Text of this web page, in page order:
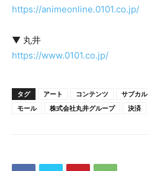
https://animeonline.0101.co.jp/
▼ 丸井
https://www.0101.co.jp/
タグ アート コンテンツ サブカル
モール
株式会社丸井グループ 決済